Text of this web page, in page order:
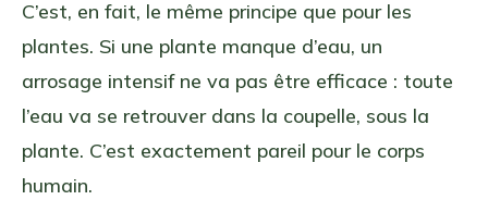
C’est, en fait, le même principe que pour les
plantes. Si une plante manque d’eau, un
arrosage intensif ne va pas être efficace : toute
l’eau va se retrouver dans la coupelle, sous la
plante. C’est exactement pareil pour le corps
humain.